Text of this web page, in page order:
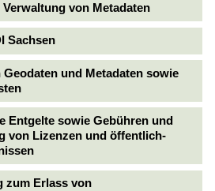
von Metadaten
Sachsen
und Metadaten sowie
Entgelte sowie Gebühren und
von Lizenzen und öffentlich-
zum Erlass von